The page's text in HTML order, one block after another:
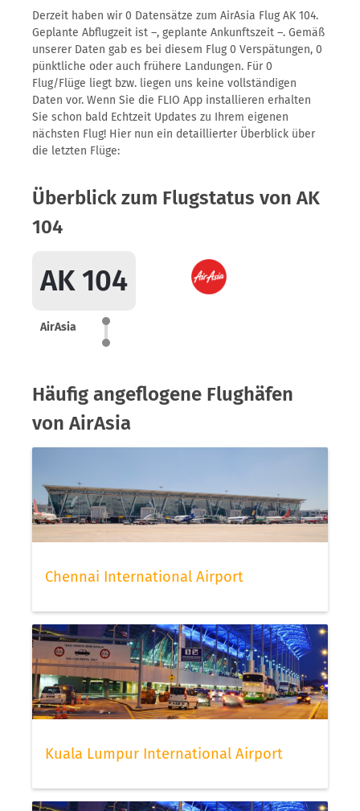
Derzeit haben wir 0 Datensätze zum AirAsia Flug AK 104.
Geplante Abflugzeit ist –, geplante Ankunftszeit –. Gemäß
unserer Daten gab es bei diesem Flug 0 Verspätungen, 0
pünktliche oder auch frühere Landungen. Für 0
Flug/Flüge liegt bzw. liegen uns keine vollständigen
Daten vor. Wenn Sie die FLIO App installieren erhalten
Sie schon bald Echtzeit Updates zu Ihrem eigenen
nächsten Flug! Hier nun ein detaillierter Überblick über
die letzten Flüge:
Überblick zum Flugstatus von AK
104
AK 104
AirAsia
Häufig angeflogene Flughäfen
von AirAsia
Chennai International Airport
Kuala Lumpur International Airport